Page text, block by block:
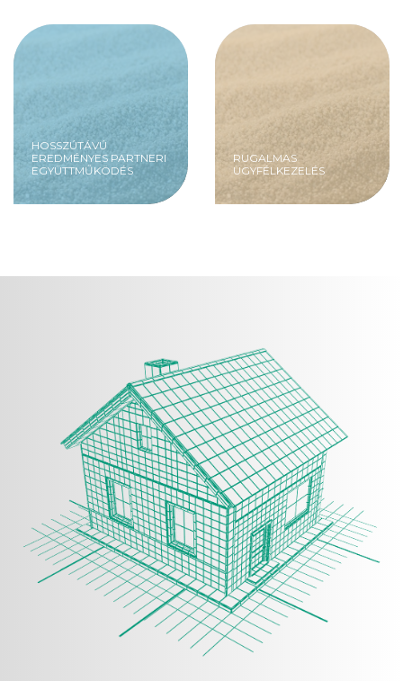
HOSSZÚTÁVÚ
EREDMÉNYES PARTNERI
EGYÜTTMŰKÖDÉS
RUGALMAS
ÜGYFÉLKEZELÉS